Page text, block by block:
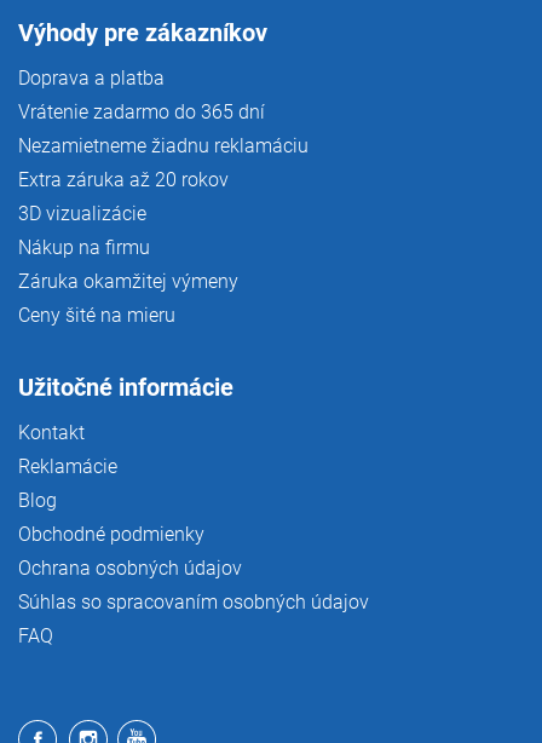
Výhody pre zákazníkov
Doprava a platba
Vrátenie zadarmo do 365 dní
Nezamietneme žiadnu reklamáciu
Extra záruka až 20 rokov
3D vizualizácie
Nákup na firmu
Záruka okamžitej výmeny
Ceny šité na mieru
Užitočné informácie
Kontakt
Reklamácie
Blog
Obchodné podmienky
Ochrana osobných údajov
Súhlas so spracovaním osobných údajov
FAQ